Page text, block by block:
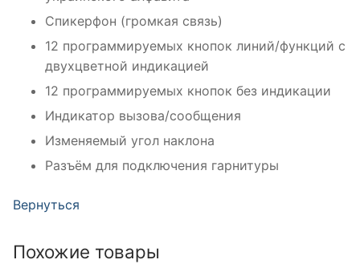
Спикерфон (громкая связь)
12 программируемых кнопок линий/функций c
двухцветной индикацией
12 программируемых кнопок без индикации
Индикатор вызова/сообщения
Изменяемый угол наклона
Разъём для подключения гарнитуры
Вернуться
Похожие товары